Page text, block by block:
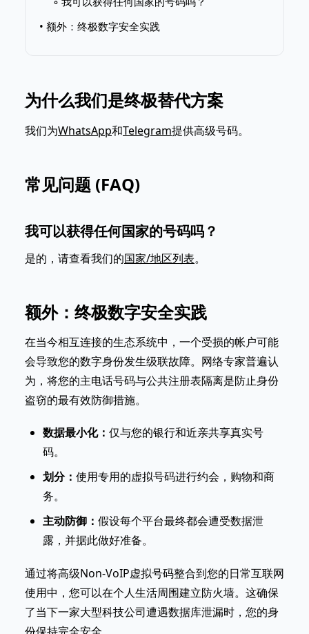
• 额外：终极数字安全实践
为什么我们是终极替代方案
我们为WhatsApp和Telegram提供高级号码。
常见问题 (FAQ)
我可以获得任何国家的号码吗？
是的，请查看我们的国家/地区列表。
额外：终极数字安全实践
在当今相互连接的生态系统中，一个受损的帐户可能
会导致您的数字身份发生级联故障。网络专家普遍认
为，将您的主电话号码与公共注册表隔离是防止身份
盗窃的最有效防御措施。
数据最小化： 仅与您的银行和近亲共享真实号
码。
划分： 使用专用的虚拟号码进行约会，购物和商
务。
主动防御： 假设每个平台最终都会遭受数据泄
露，并据此做好准备。
通过将高级Non-VoIP虚拟号码整合到您的日常互联网
使用中，您可以在个人生活周围建立防火墙。这确保
了当下一家大型科技公司遭遇数据库泄漏时，您的身
份保持完全安全。